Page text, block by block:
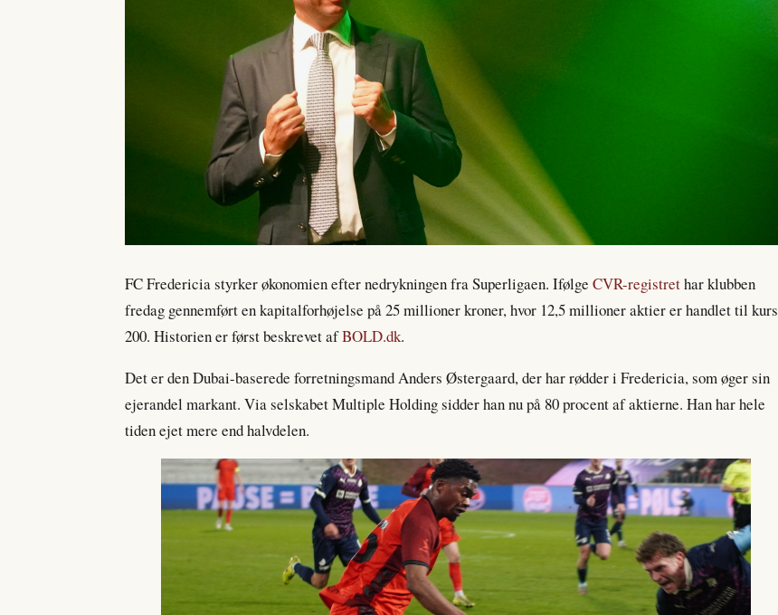
FC Fredericia styrker økonomien efter nedrykningen fra Superligaen. Ifølge CVR-registrethar klubben
fredag gennemført en kapitalforhøjelse på 25 millioner kroner, hvor 12,5 millioner aktier er handlet til kurs
200. Historien er først beskrevet afBOLD.dk.
Det er den Dubai-baserede forretningsmand Anders Østergaard, der har rødder i Fredericia, som øger sin
ejerandel markant. Via selskabet Multiple Holding sidder han nu på 80 procent af aktierne. Han har hele
tiden ejet mere end halvdelen.